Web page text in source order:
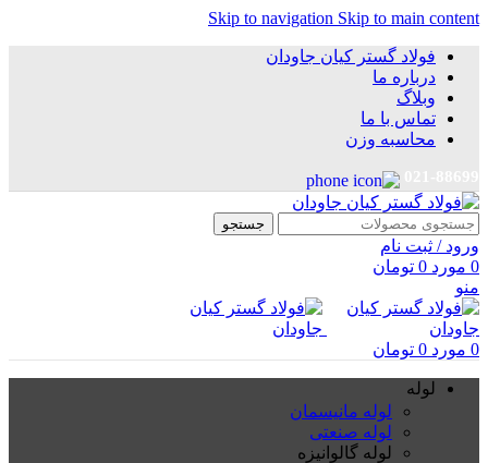
Skip to navigation Skip to main content
فولاد گستر کیان جاودان
درباره ما
وبلاگ
تماس با ما
محاسبه وزن
جستجو
ورود / ثبت نام
0 مورد 0 تومان
منو
0 مورد 0 تومان
لوله
لوله مانیسمان
لوله صنعتی
لوله گالوانیزه